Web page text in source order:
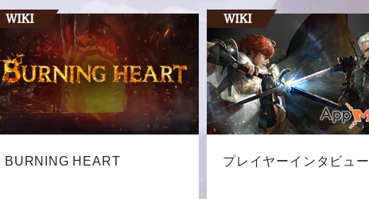
BURNING HEART プレイヤーインタビュー